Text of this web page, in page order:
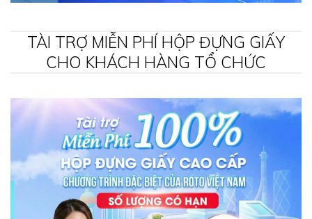
TÀI TRỢ MIỄN PHÍ HỘP ĐỰNG GIẤY
CHO KHÁCH HÀNG TỔ CHỨC